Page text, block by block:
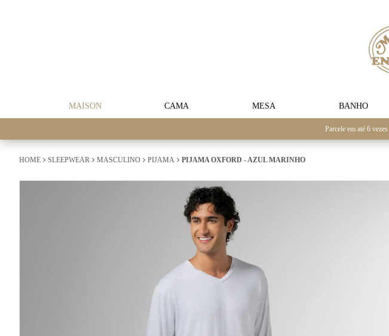
MAISON CAMA MESA BANHO
Parcele em até 6 vezes
HOME SLEEPWEAR MASCULINO PIJAMA PIJAMA OXFORD - AZUL MARINHO